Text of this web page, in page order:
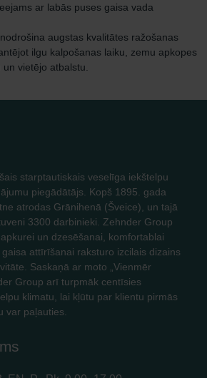
ar labās puses gaisa vada
augstas kvalitātes ražošanas
ilgu kalpošanas laiku, zemu apkopes
vietējo atbalstu.
starptautiskais veselīga iekštelpu
piegādātājs. Kopš 1895. gada
atrodas Grānihenā (Šveice), un tajā
3300 darbinieki. Zehnder Group
un dzesēšanai, komfortablai
attīrīšanai raksturo izcilais dizains
Saskaņā ar moto „Vienmēr
Group arī turpmāk centīsies
klimatu, lai kļūtu par klientu pirmās
var paļauties.